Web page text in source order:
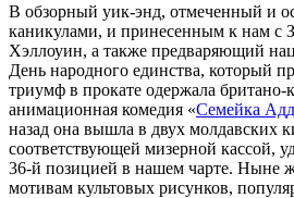
В обзорный уик-энд, отмеченный и
каникулами, и принесенным к нам с
Хэллоуин, а также предваряющий
День народного единства, который
триумф в прокате одержала британо-
анимационная комедия «Семейка
назад она вышла в двух молдавских
соответствующей мизерной кассой,
36-й позицией в нашем чарте. Ныне
мотивам культовых рисунков,